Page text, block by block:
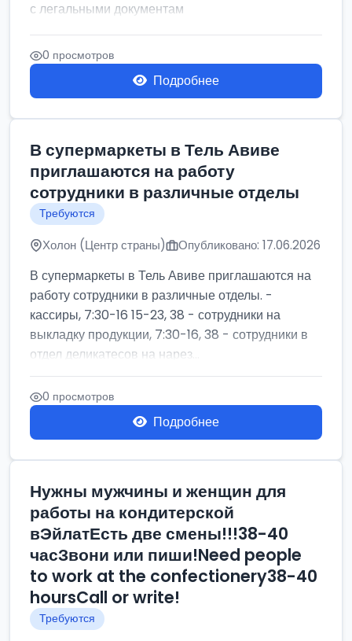
с легальными документам
0 просмотров
Подробнее
В супермаркеты в Тель Авиве
приглашаются на работу
сотрудники в различные отделы
Требуются
Холон (Центр страны) Опубликовано: 17.06.2026
В супермаркеты в Тель Авиве приглашаются на
работу сотрудники в различные отделы. -
кассиры, 7:30-16 15-23, 38 - сотрудники на
выкладку продукции, 7:30-16, 38 - сотрудники в
отдел деликатесов на нарез...
0 просмотров
Подробнее
Нужны мужчины и женщин для
работы на кондитерской
вЭйлатЕсть две смены!!!38-40
часЗвони или пиши!Need people
to work at the confectionery38-40
hoursCall or write!
Требуются